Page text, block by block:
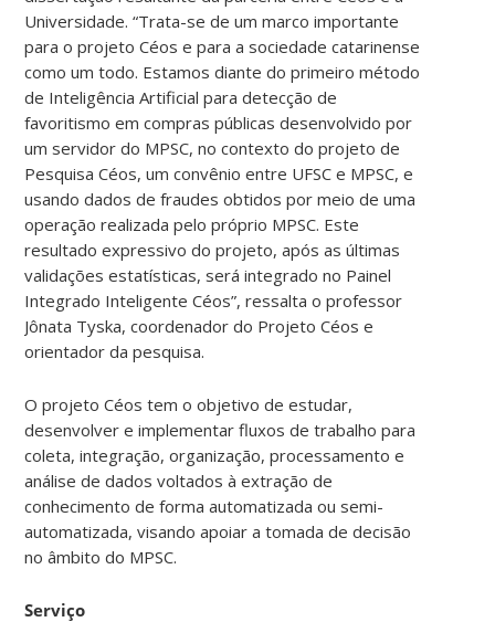
Universidade. “Trata-se de um marco importante
para o projeto Céos e para a sociedade catarinense
como um todo. Estamos diante do primeiro método
de Inteligência Artificial para detecção de
favoritismo em compras públicas desenvolvido por
um servidor do MPSC, no contexto do projeto de
Pesquisa Céos, um convênio entre UFSC e MPSC, e
usando dados de fraudes obtidos por meio de uma
operação realizada pelo próprio MPSC. Este
resultado expressivo do projeto, após as últimas
validações estatísticas, será integrado no Painel
Integrado Inteligente Céos”, ressalta o professor
Jônata Tyska, coordenador do Projeto Céos e
orientador da pesquisa.
O projeto Céos tem o objetivo de estudar,
desenvolver e implementar fluxos de trabalho para
coleta, integração, organização, processamento e
análise de dados voltados à extração de
conhecimento de forma automatizada ou semi-
automatizada, visando apoiar a tomada de decisão
no âmbito do MPSC.
Serviço